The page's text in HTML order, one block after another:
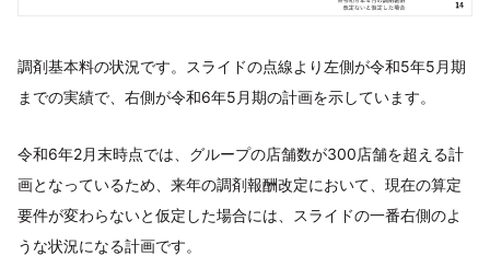
調剤基本料の状況です。スライドの点線より左側が令和5年5月期
までの実績で、右側が令和6年5月期の計画を示しています。
令和6年2月末時点では、グループの店舗数が300店舗を超える計
画となっているため、来年の調剤報酬改定において、現在の算定
要件が変わらないと仮定した場合には、スライドの一番右側のよ
うな状況になる計画です。